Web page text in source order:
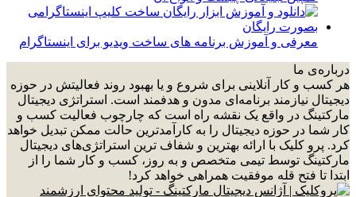
معرفی و آموزش برنامه های ساخت ویدیو برای اینستاگرام
درباره‌ی ما
هر کسب و کار آنلاینی برای شروع و یا بهبود روند فعالیتش در حوزه
دیجیتال نیازمند برنامه‌ای مدون و هدفمند است. استراتژی دیجیتال
مارکتینگ در واقع یک نقشه راه است که چارچوب فعالیت کسب و
کار شما در حوزه دیجیتال را به کارآمدترین حالت ممکن تبدیل خواهد
کرد. پرو کلیک با ارائه بهترین و شفاف ترین استراتژی‌های دیجیتال
مارکتینگ توسط تیمی متخصص و به روز، کسب و کار شما را از
ابتدا تا فتح قله موفقیت همراهی خواهد کرد!